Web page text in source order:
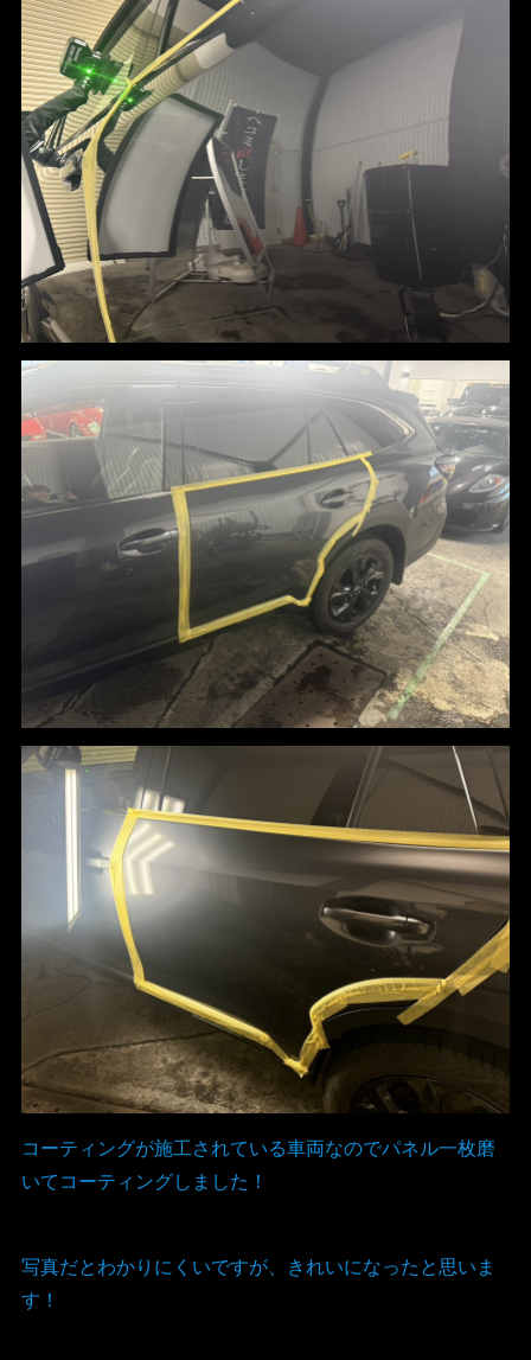
コーティングが施工されている車両なのでパネル一枚磨
いてコーティングしました！
写真だとわかりにくいですが、きれいになったと思いま
す！